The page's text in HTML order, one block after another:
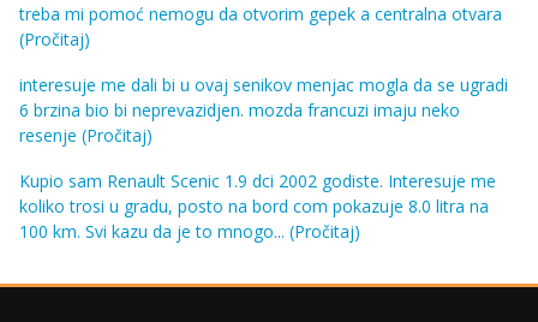
treba mi pomoć nemogu da otvorim gepek a centralna otvara
(Pročitaj)
interesuje me dali bi u ovaj senikov menjac mogla da se ugradi
6 brzina bio bi neprevazidjen. mozda francuzi imaju neko
resenje (Pročitaj)
Kupio sam Renault Scenic 1.9 dci 2002 godiste. Interesuje me
koliko trosi u gradu, posto na bord com pokazuje 8.0 litra na
100 km. Svi kazu da je to mnogo... (Pročitaj)